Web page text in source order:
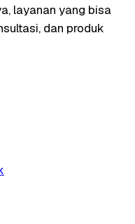
layanan yang bisa
dan produk